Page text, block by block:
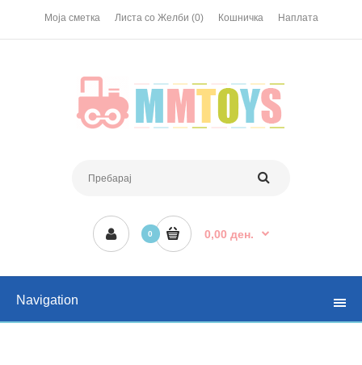
Моја сметка Листа со Желби (0) Кошничка Наплата
0 0,00 ден.
Navigation